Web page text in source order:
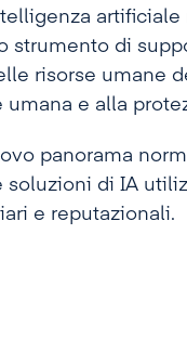
strumento di
risorse umane
umana e alla
panorama
soluzioni di IA
e reputazionali.